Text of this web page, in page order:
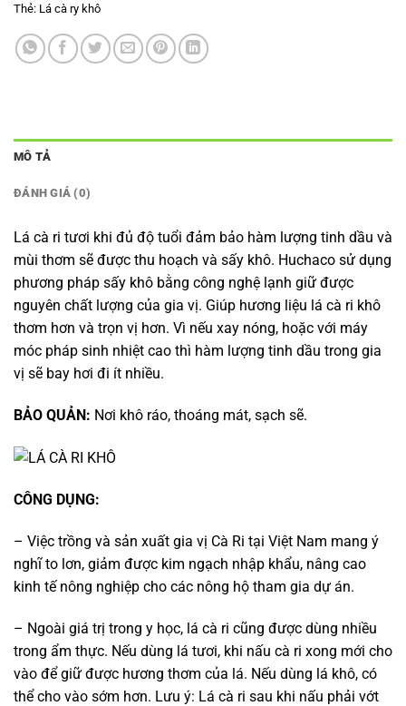
Thẻ: Lá cà ry khô
MÔ TẢ
ĐÁNH GIÁ (0)
Lá cà ri tươi khi đủ độ tuổi đảm bảo hàm lượng tinh dầu và
mùi thơm sẽ được thu hoạch và sấy khô. Huchaco sử dụng
phương pháp sấy khô bằng công nghệ lạnh giữ được
nguyên chất lượng của gia vị. Giúp hương liệu lá cà ri khô
thơm hơn và trọn vị hơn. Vì nếu xay nóng, hoặc với máy
móc pháp sinh nhiệt cao thì hàm lượng tinh dầu trong gia
vị sẽ bay hơi đi ít nhiều.
BẢO QUẢN: Nơi khô ráo, thoáng mát, sạch sẽ.
CÔNG DỤNG:
– Việc trồng và sản xuất gia vị Cà Ri tại Việt Nam mang ý
nghĩ to lơn, giảm được kim ngạch nhập khẩu, nâng cao
kinh tế nông nghiệp cho các nông hộ tham gia dự án.
– Ngoài giá trị trong y học, lá cà ri cũng được dùng nhiều
trong ẩm thực. Nếu dùng lá tươi, khi nấu cà ri xong mới cho
vào để giữ được hương thơm của lá. Nếu dùng lá khô, có
thể cho vào sớm hơn. Lưu ý: Lá cà ri sau khi nấu phải vớt